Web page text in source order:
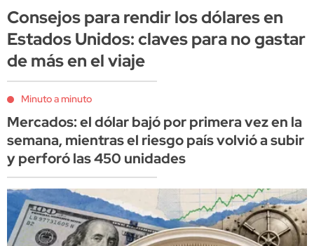
Consejos para rendir los dólares en
Estados Unidos: claves para no gastar
de más en el viaje
Minuto a minuto
Mercados: el dólar bajó por primera vez en la
semana, mientras el riesgo país volvió a subir
y perforó las 450 unidades